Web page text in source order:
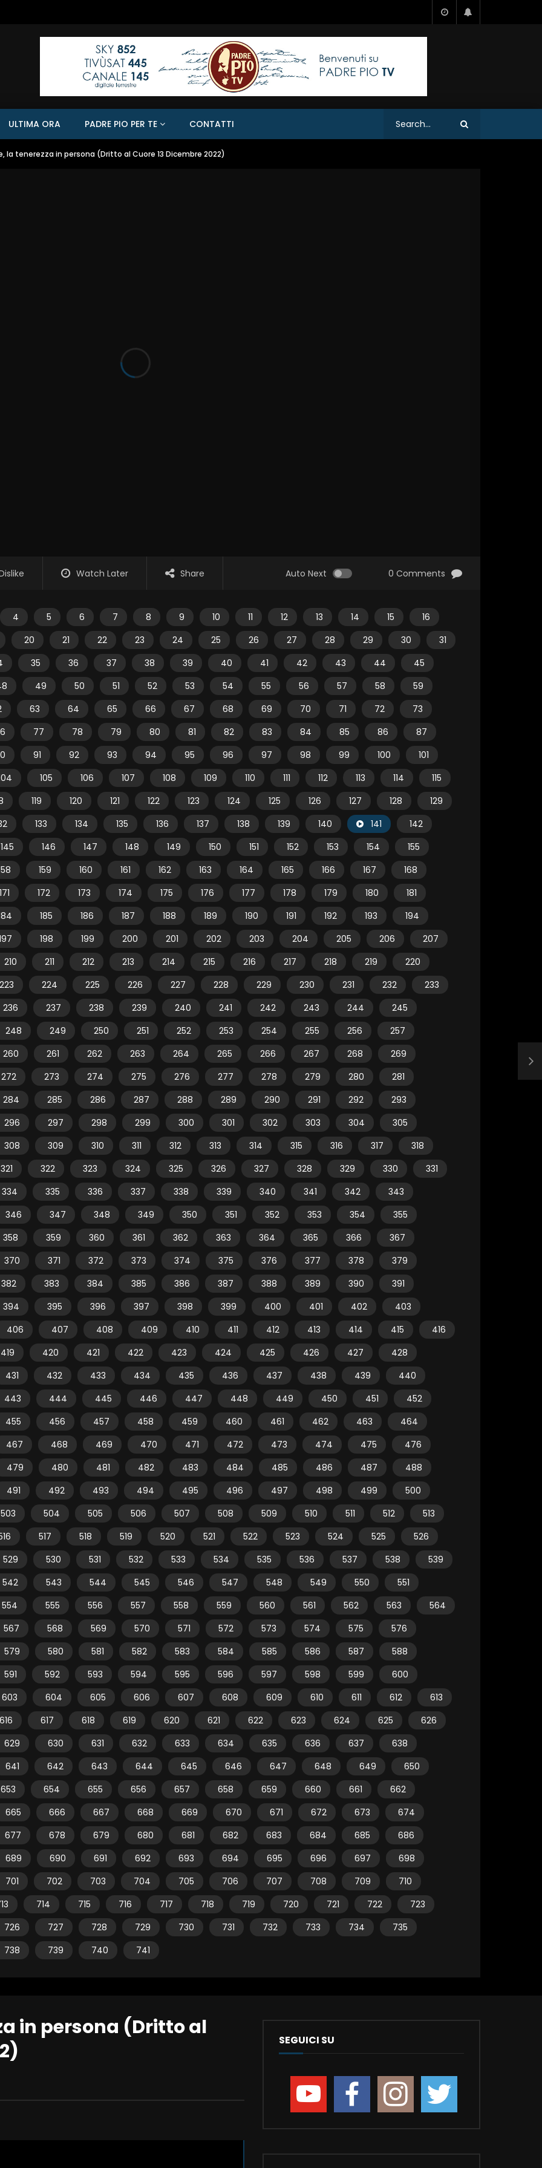
ULTIMA ORA PADRE PIO PER TE CONTATTI
la tenerezza in persona (Dritto al Cuore 13 Dicembre 2022)
Watch Later Share Auto Next 0 Comments
4 5 6 7 8 9 10 11 12 13 14 15
16
20
21 22 23 24 25 26 27 28 29 30
31
35 36 37 38 39 40 41 42 43 44
45
49 50 51 52 53 54 55 56 57 58
59
63 64 65 66 67 68 69 70 71 72
73
77 78 79 80 81 82 83 84 85 86
87
91 92 93 94 95 96 97 98 99 100
101
105 106 107 108 109 110 111 112 113 114
115
119 120 121 122 123 124 125 126 127 128
129
133 134 135 136 137 138 139 140 141
142
145
146 147 148 149 150 151 152 153 154
155
159 160 161 162 163 164 165 166 167
168
171
172 173 174 175 176 177 178 179 180
181
185 186 187 188 189 190 191 192 193
194
198 199 200 201 202 203 204 205 206
207
210
211 212 213 214 215 216 217 218 219
220
223
224 225 226 227 228 229 230 231 232
233
236
237 238 239 240 241 242 243 244
245
248
249 250 251 252 253 254 255 256
257
260
261 262 263 264 265 266 267 268
269
272
273 274 275 276 277 278 279 280
281
284
285 286 287 288 289 290 291 292
293
296
297 298 299 300 301 302 303 304
305
308
309 310 311 312 313 314 315 316 317
318
321
322 323 324 325 326 327 328 329 330
331
334
335 336 337 338 339 340 341 342
343
346
347 348 349 350 351 352 353 354
355
358
359 360 361 362 363 364 365 366
367
370
371 372 373 374 375 376 377 378
379
382
383 384 385 386 387 388 389 390
391
394
395 396 397 398 399 400 401 402
403
406
407 408 409 410 411 412 413 414 415
416
419
420 421 422 423 424 425 426 427
428
431
432 433 434 435 436 437 438 439
440
443
444 445 446 447 448 449 450 451
452
455
456 457 458 459 460 461 462 463
464
467
468 469 470 471 472 473 474 475
476
479
480 481 482 483 484 485 486 487
488
491
492 493 494 495 496 497 498 499
500
503
504 505 506 507 508 509 510 511 512
513
517 518 519 520 521 522 523 524 525
526
529
530 531 532 533 534 535 536 537 538
539
542
543 544 545 546 547 548 549 550
551
554
555 556 557 558 559 560 561 562 563
564
567
568 569 570 571 572 573 574 575
576
579
580 581 582 583 584 585 586 587
588
591
592 593 594 595 596 597 598 599
600
603
604 605 606 607 608 609 610 611 612
613
616
617 618 619 620 621 622 623 624 625
626
629
630 631 632 633 634 635 636 637
638
641
642 643 644 645 646 647 648 649
650
653
654 655 656 657 658 659 660 661
662
665
666 667 668 669 670 671 672 673
674
677
678 679 680 681 682 683 684 685
686
689
690 691 692 693 694 695 696 697
698
701
702 703 704 705 706 707 708 709
710
714 715 716 717 718 719 720 721 722
723
726
727 728 729 730 731 732 733 734
735
738
739 740 741
in persona (Dritto al
SEGUICI SU